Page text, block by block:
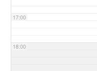
17:00
18:00